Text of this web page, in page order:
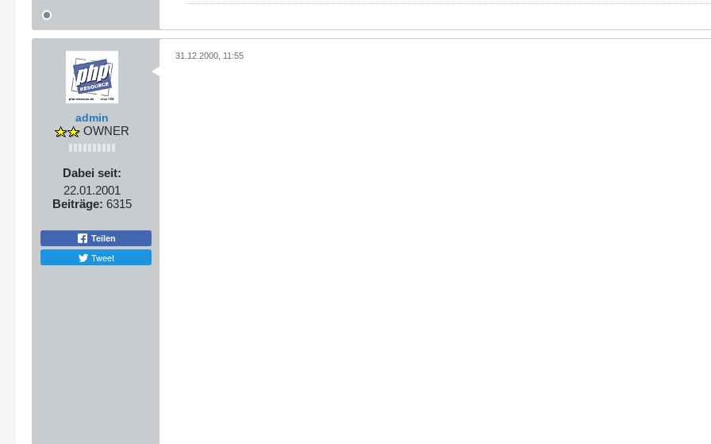
admin
OWNER
Dabei seit:
22.01.2001
Beiträge: 6315
Teilen
Tweet
31.12.2000, 11:55